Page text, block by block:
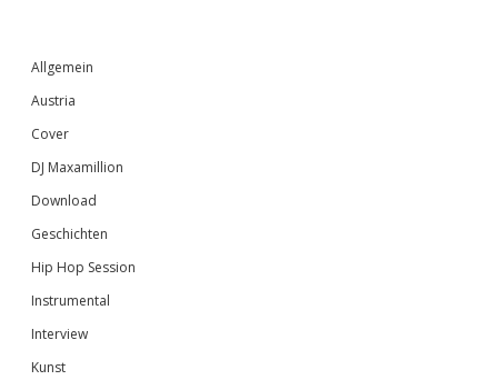
Sidebar
Allgemein
Austria
Cover
DJ Maxamillion
Download
Geschichten
Hip Hop Session
Instrumental
Interview
Kunst